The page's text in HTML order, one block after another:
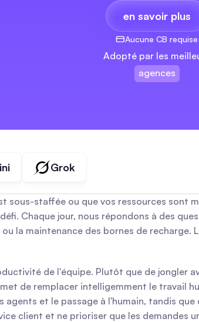
Grok
sous-staffée ou que vos ressources sont
Chaque jour, nous répondons à des
la maintenance des bornes de
de l'équipe. Plutôt que de
de remplacer intelligemment le travail
agents et le passage à l'humain, tandis
client et ne prioriser que les demandes
en savoir plus
Aucune CB requise
Adopté par les
agences